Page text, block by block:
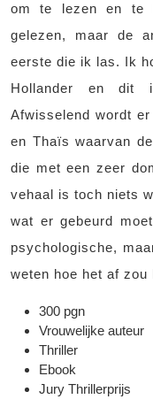
om te lezen en te
gelezen, maar de
eerste die ik las. Ik
Hollander en dit
Afwisselend wordt
en Thaïs waarvan
die met een zeer
vehaal is toch niets
wat er gebeurd
psychologische,
weten hoe het af zou
300 pgn
Vrouwelijke auteur
Thriller
Ebook
Jury Thrillerprijs